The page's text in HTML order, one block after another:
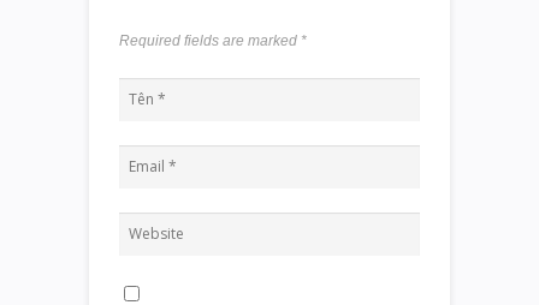
Required fields are marked *